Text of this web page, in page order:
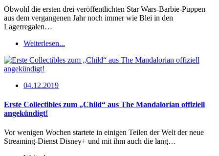
Obwohl die ersten drei veröffentlichten Star Wars-Barbie-Puppen
aus dem vergangenen Jahr noch immer wie Blei in den
Lagerregalen…
Weiterlesen...
04.12.2019
Erste Collectibles zum „Child“ aus The Mandalorian offiziell
angekündigt!
Vor wenigen Wochen startete in einigen Teilen der Welt der neue
Streaming-Dienst Disney+ und mit ihm auch die lang…